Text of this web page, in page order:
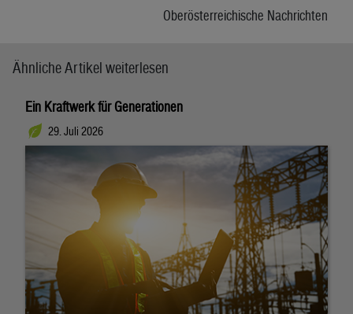
Oberösterreichische Nachrichten
Ähnliche Artikel weiterlesen
Ein Kraftwerk für Generationen
29. Juli 2026